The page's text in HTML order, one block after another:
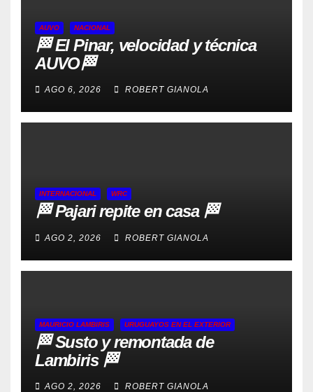
AUVO NACIONAL
🏁 El Pinar, velocidad y técnica
AUVO🏁
AGO 6, 2026 ROBERT GIANOLA
INTERNACIONAL WRC
🏁 Pajari repite en casa 🏁
AGO 2, 2026 ROBERT GIANOLA
MAURICIO LAMBIRIS URUGUAYOS EN EL EXTERIOR
🏁 Susto y remontada de
Lambiris 🏁
AGO 2, 2026 ROBERT GIANOLA